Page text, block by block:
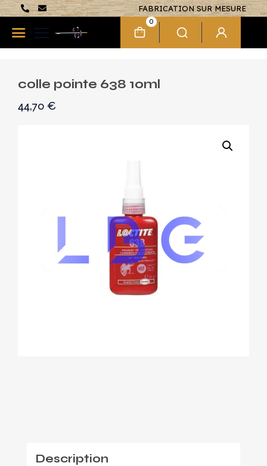
FABRICATION SUR MESURE
0
colle pointe 638 10ml
44,70 €
Description